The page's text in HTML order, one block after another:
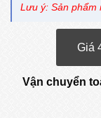
Lưu ý: Sản phẩm
Giá
Vận chuyển